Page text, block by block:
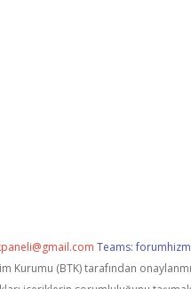
Teams:
Kurumu (BTK) tarafından